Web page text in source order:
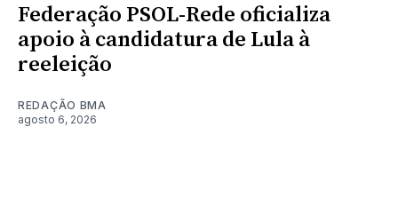
Federação PSOL-Rede oficializa
apoio à candidatura de Lula à
reeleição
REDAÇÃO BMA
agosto 6, 2026